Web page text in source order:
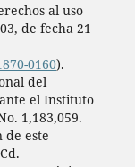
al uso
de fecha 21
0160).
del
el Instituto
1,183,059.
de este